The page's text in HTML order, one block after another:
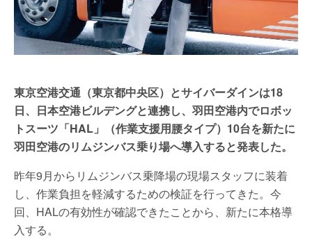
東京空港交通（東京都中央区）とサイバーダインは18
日、日本空港ビルデングと連携し、羽田空港内でロボッ
トスーツ「HAL」（作業支援用腰タイプ）10台を新たに
羽田空港のリムジンバス乗り場へ導入すると発表した。
昨年9月からリムジンバス乗降場の現場スタッフに装着
し、作業負担を軽減するための検証を行ってきた。今
回、HALの有効性が確認できたことから、新たに本格導
入する。